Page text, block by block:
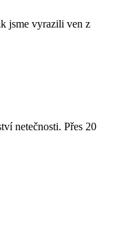
jsme vyrazili ven z
netečnosti. Přes 20